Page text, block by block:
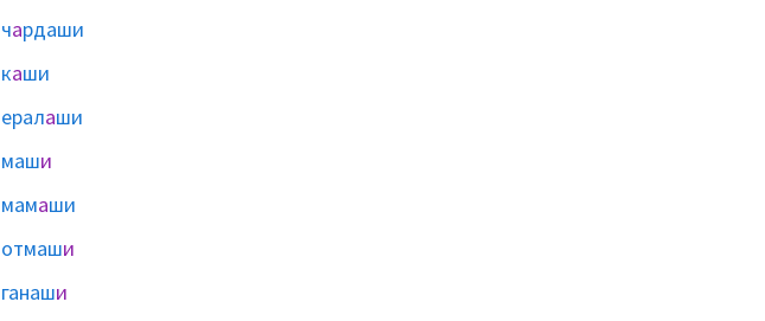
чардаши
каши
ералаши
маши
мамаши
отмаши
ганаши